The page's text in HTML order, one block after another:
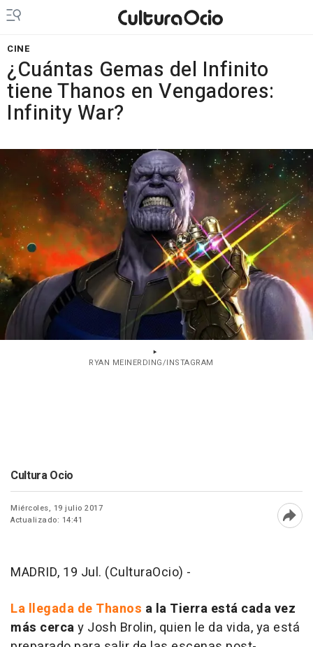
CINE
¿Cuántas Gemas del Infinito
tiene Thanos en Vengadores:
Infinity War?
RYAN MEINERDING/INSTAGRAM
Cultura Ocio
Miércoles, 19 julio 2017
Actualizado: 14:41
MADRID, 19 Jul. (CulturaOcio) -
La llegada de Thanos a la Tierra está cada vez
más cercay Josh Brolin, quien le da vida, ya está